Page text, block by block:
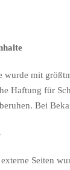
wurde mit
Haftung für
Bei
Seiten